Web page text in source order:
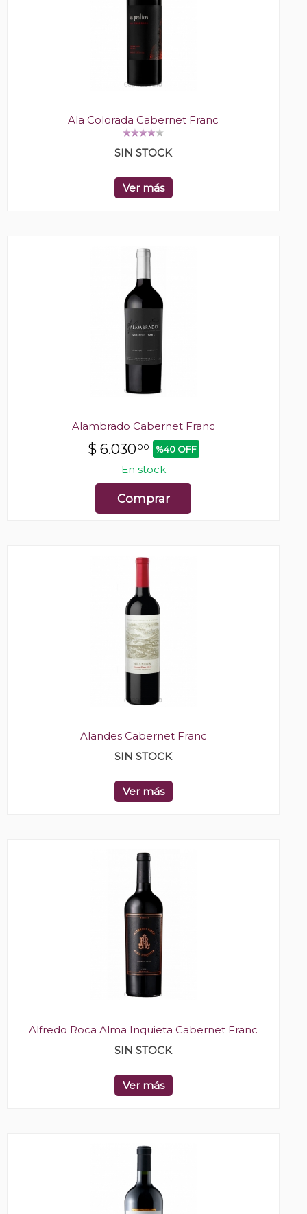
Ala Colorada Cabernet Franc
SIN STOCK
Ver más
Alambrado Cabernet Franc
$ 6.03000 %40 OFF
En stock
Comprar
Alandes Cabernet Franc
SIN STOCK
Ver más
Alfredo Roca Alma Inquieta Cabernet Franc
SIN STOCK
Ver más